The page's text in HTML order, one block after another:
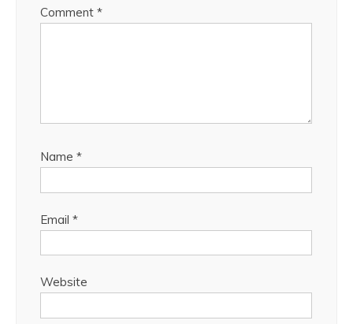
Comment *
Name *
Email *
Website